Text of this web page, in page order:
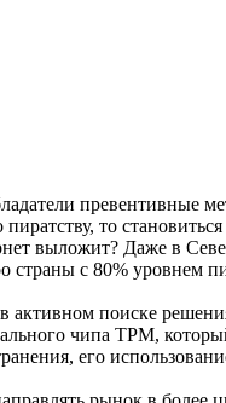
превентивные
то
выложит? Даже в
страны с 80% уровнем
активном поиске
чипа TPM,
его